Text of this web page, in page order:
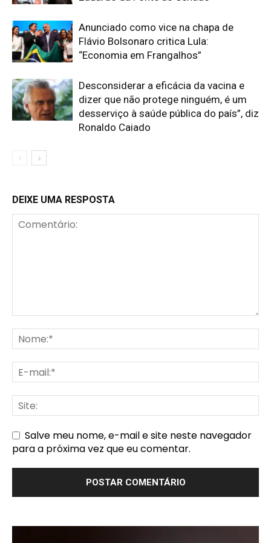
Anunciado como vice na chapa de
Flávio Bolsonaro critica Lula:
“Economia em Frangalhos”
Desconsiderar a eficácia da vacina e
dizer que não protege ninguém, é um
desserviço à saúde pública do país”, diz
Ronaldo Caiado
DEIXE UMA RESPOSTA
Salve meu nome, e-mail e site neste navegador
para a próxima vez que eu comentar.